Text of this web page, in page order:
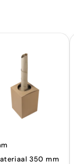
350 mm